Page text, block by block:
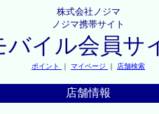
株式会社ノジマ
ノジマ携帯サイト
バイル会員サ
ポイント ｜ マイページ ｜ 店舗検索
店舗情報